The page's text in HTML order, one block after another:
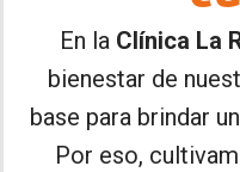
En la Clínica La
bienestar de
base para brindar
Por eso,